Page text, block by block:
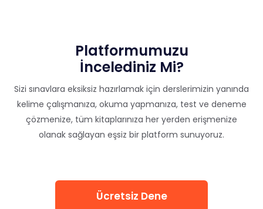
Platformumuzu
İncelediniz Mi?
Sizi sınavlara eksiksiz hazırlamak için derslerimizin yanında
kelime çalışmanıza, okuma yapmanıza, test ve deneme
çözmenize, tüm kitaplarınıza her yerden erişmenize
olanak sağlayan eşsiz bir platform sunuyoruz.
Ücretsiz Dene